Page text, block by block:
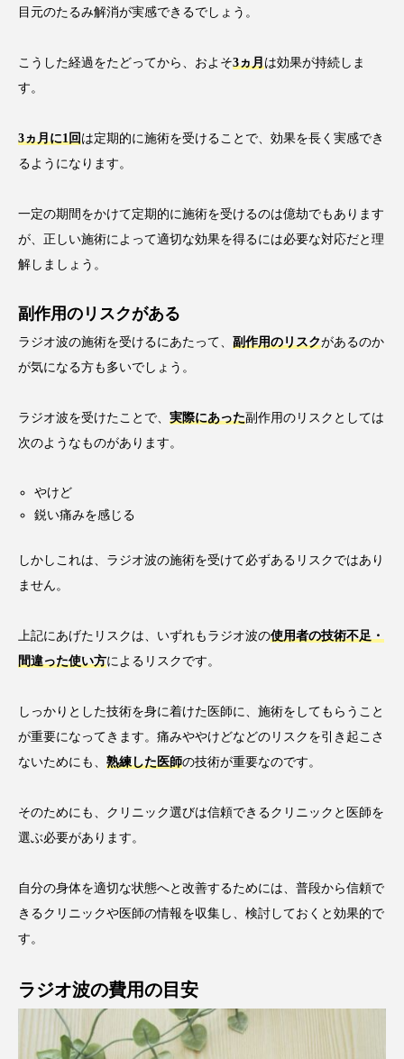
目元のたるみ解消が実感できるでしょう。
こうした経過をたどってから、およそ3ヵ月は効果が持続しま
す。
3ヵ月に1回は定期的に施術を受けることで、効果を長く実感でき
るようになります。
一定の期間をかけて定期的に施術を受けるのは億劫でもあります
が、正しい施術によって適切な効果を得るには必要な対応だと理
解しましょう。
副作用のリスクがある
ラジオ波の施術を受けるにあたって、 副作用のリスクがあるのか
が気になる方も多いでしょう。
ラジオ波を受けたことで、 実際にあった副作用のリスクとしては
次のようなものがあります。
やけど
鋭い痛みを感じる
しかしこれは、ラジオ波の施術を受けて必ずあるリスクではあり
ません。
上記にあげたリスクは、いずれもラジオ波の使用者の技術不足・
間違った使い方によるリスクです。
しっかりとした技術を身に着けた医師に、施術をしてもらうこと
が重要になってきます。痛みややけどなどのリスクを引き起こさ
ないためにも、 熟練した医師の技術が重要なのです。
そのためにも、クリニック選びは信頼できるクリニックと医師を
選ぶ必要があります。
自分の身体を適切な状態へと改善するためには、普段から信頼で
きるクリニックや医師の情報を収集し、検討しておくと効果的で
す。
ラジオ波の費用の目安